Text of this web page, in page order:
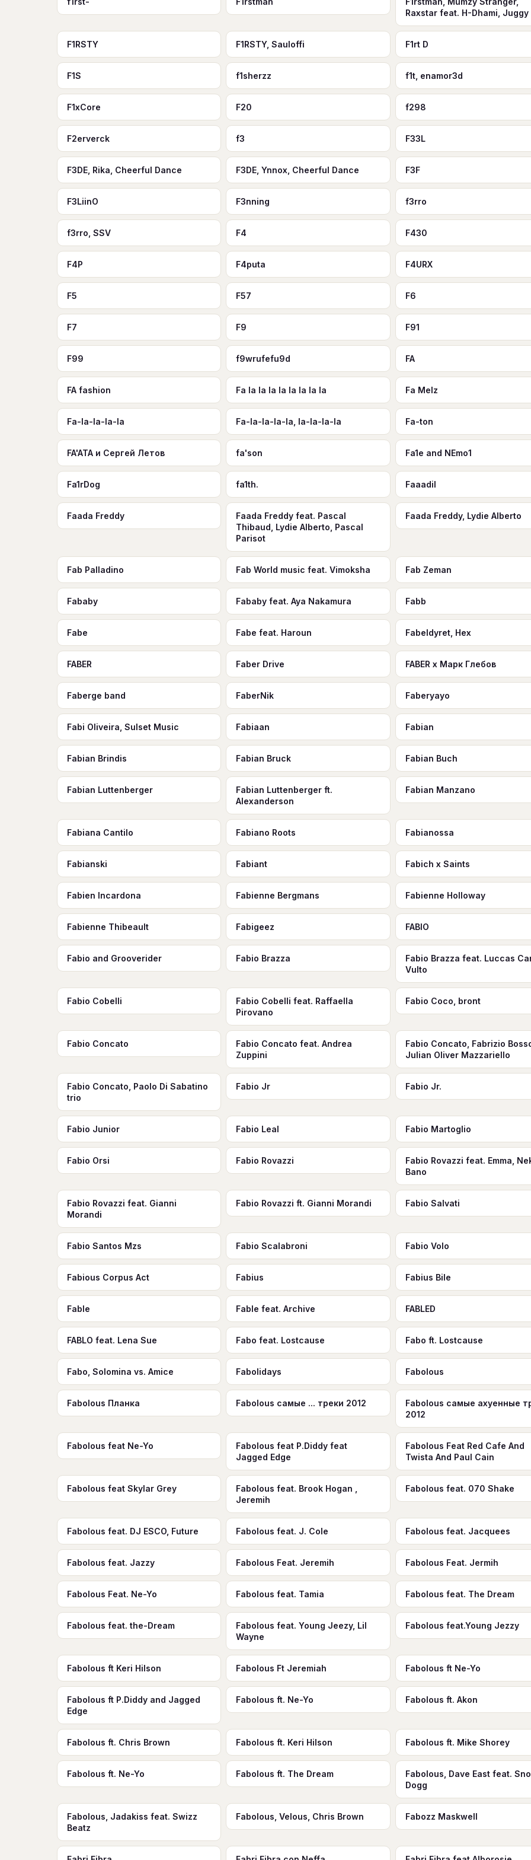
Raxstar feat. H-Dhami, Juggy
F1RSTY F1RSTY, Sauloffi F1rt D
F1S f1sherzz f1t, enamor3d
F1xCore F20 f298
F2erverck f3 F33L
F3DE, Rika, Cheerful Dance F3DE, Ynnox, Cheerful Dance F3F
F3LiinO F3nning f3rro
f3rro, SSV F4 F430
F4P F4puta F4URX
F5 F57 F6
F7 F9 F91
F99 f9wrufefu9d FA
FA fashion Fa la la la la la la la la Fa Melz
Fa-la-la-la-la Fa-la-la-la-la, la-la-la-la Fa-ton
FA'ATA и Сергей Летов fa'son Fa1e and NEmo1
Fa1rDog fa1th. Faaadil
Faada Freddy
Faada Freddy feat. Pascal
Thibaud, Lydie Alberto, Pascal
Parisot
Faada Freddy, Lydie Alberto
Fab Palladino Fab World music feat. Vimoksha Fab Zeman
Fababy Fababy feat. Aya Nakamura Fabb
Fabe Fabe feat. Haroun Fabeldyret, Hex
FABER Faber Drive FABER x Марк Глебов
Faberge band FaberNik Faberyayo
Fabi Oliveira, Sulset Music Fabiaan Fabian
Fabian Brindis Fabian Bruck Fabian Buch
Fabian Luttenberger
Fabian Luttenberger ft.
Alexanderson
Fabian Manzano
Fabiana Cantilo Fabiano Roots Fabianossa
Fabianski Fabiant Fabich x Saints
Fabien Incardona Fabienne Bergmans Fabienne Holloway
Fabienne Thibeault Fabigeez FABIO
Fabio and Grooverider Fabio Brazza
Fabio Brazza feat. Luccas
Vulto
Fabio Cobelli
Fabio Cobelli feat. Raffaella
Pirovano
Fabio Coco, bront
Fabio Concato
Fabio Concato feat. Andrea
Zuppini
Fabio Concato, Fabrizio
Julian Oliver Mazzariello
Fabio Concato, Paolo Di Sabatino
trio
Fabio Jr Fabio Jr.
Fabio Junior Fabio Leal Fabio Martoglio
Fabio Orsi Fabio Rovazzi
Fabio Rovazzi feat. Emma,
Bano
Fabio Rovazzi feat. Gianni
Morandi
Fabio Rovazzi ft. Gianni Morandi Fabio Salvati
Fabio Santos Mzs Fabio Scalabroni Fabio Volo
Fabious Corpus Act Fabius Fabius Bile
Fable Fable feat. Archive FABLED
FABLO feat. Lena Sue Fabo feat. Lostcause Fabo ft. Lostcause
Fabo, Solomina vs. Amice Fabolidays Fabolous
Fabolous Планка Fabolous самые ... треки 2012
Fabolous самые ахуенные
2012
Fabolous feat Ne-Yo
Fabolous feat P.Diddy feat
Jagged Edge
Fabolous Feat Red Cafe And
Twista And Paul Cain
Fabolous feat Skylar Grey
Fabolous feat. Brook Hogan ,
Jeremih
Fabolous feat. 070 Shake
Fabolous feat. DJ ESCO, Future Fabolous feat. J. Cole Fabolous feat. Jacquees
Fabolous feat. Jazzy Fabolous Feat. Jeremih Fabolous Feat. Jermih
Fabolous Feat. Ne-Yo Fabolous feat. Tamia Fabolous feat. The Dream
Fabolous feat. the-Dream
Fabolous feat. Young Jeezy, Lil
Wayne
Fabolous feat.Young Jezzy
Fabolous ft Keri Hilson Fabolous Ft Jeremiah Fabolous ft Ne-Yo
Fabolous ft P.Diddy and Jagged
Edge
Fabolous ft. Ne-Yo Fabolous ft. Akon
Fabolous ft. Chris Brown Fabolous ft. Keri Hilson Fabolous ft. Mike Shorey
Fabolous ft. Ne-Yo Fabolous ft. The Dream
Fabolous, Dave East feat.
Dogg
Fabolous, Jadakiss feat. Swizz
Beatz
Fabolous, Velous, Chris Brown Fabozz Maskwell